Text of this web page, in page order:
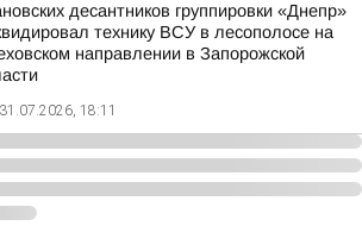
десантников группировки «Днепр»
технику ВСУ в лесополосе на
направлении в Запорожской
31.07.2026, 18:11